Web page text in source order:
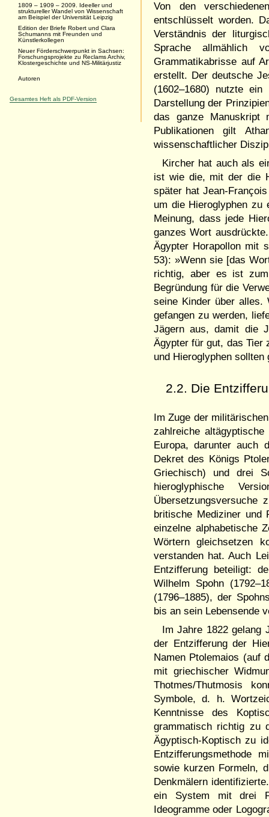
Von den
entschlüsselt worden.
Verständnis der
Sprache allmählich
Grammatikabrisse auf
erstellt. Der deutsche
(1602–1680) nutzte
Darstellung der
das ganze Manuskript
Publikationen gilt
wissenschaftlicher
Kircher hat auch als
ist wie die, mit der die
später hat Jean-
um die Hieroglyphen zu
Meinung, dass jede
ganzes Wort
Ägypter Horapollon mit
53): »Wenn sie [das
richtig, aber es ist
Begründung für die
seine Kinder über alles.
gefangen zu werden,
Jägern aus, damit die
Ägypter für gut, das Tier
und Hieroglyphen
2.2. Die
Im Zuge der
zahlreiche
Europa, darunter auch
Dekret des Königs
Griechisch) und drei
hieroglyphische
britische Mediziner und
einzelne alphabetische
Wörtern gleichsetzen
verstanden hat. Auch
Entzifferung beteiligt:
Wilhelm Spohn
(1796–1885), der
bis an sein Lebensende
Im Jahre 1822 gelang
der Entzifferung der
Namen Ptolemaios (auf
mit griechischer
Thotmes/Thutmosis
Symbole, d. h.
Kenntnisse des
grammatisch richtig zu
Ägyptisch-Koptisch zu
Entzifferungsmethode
sowie kurzen Formeln,
Denkmälern
ein System mit drei
Ideogramme oder
1809 – 1909 – 2009. Ideeller und
struktureller Wandel von Wissenschaft
am Beispiel der Universität Leipzig
Edition der Briefe Robert und Clara
Schumanns mit Freunden und
Künstlerkollegen
Neuer Förderschwerpunkt in Sachsen:
Forschungsprojekte zu Reclams Archiv,
Klostergeschichte und NS-Militärjustiz
Autoren
Gesamtes Heft als PDF-Version